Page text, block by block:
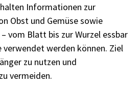
Informationen zur
Obst und Gemüse sowie
vom Blatt bis zur Wurzel essbar
verwendet werden können. Ziel
zu nutzen und
vermeiden.